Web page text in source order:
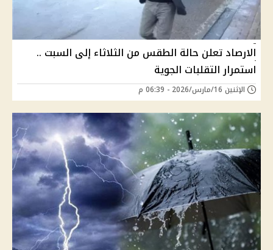
الارصاد تعلن حالة الطقس من الثلاثاء إلى السبت ..
استمرار التقلبات الجوية
الإثنين 16/مارس/2026 - 06:39 م